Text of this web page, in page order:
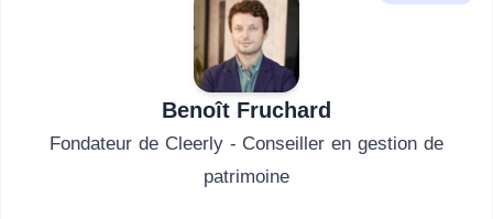
Benoît Fruchard
Fondateur de Cleerly - Conseiller en gestion de
patrimoine